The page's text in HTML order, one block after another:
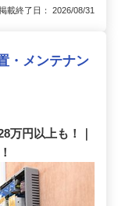
終了日： 2026/08/31
・メンテナン
万円以上も！｜